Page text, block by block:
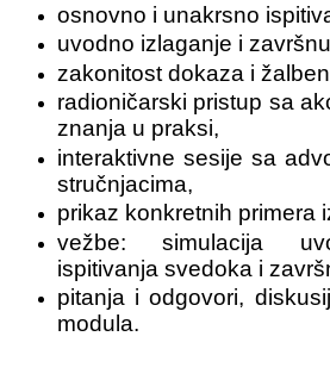
osnovno i unakrsno
uvodno izlaganje i
zakonitost dokaza i
radioničarski pristup sa
znanja u praksi,
interaktivne sesije sa
stručnjacima,
prikaz konkretnih primera
vežbe: simulacija
ispitivanja svedoka i
pitanja i odgovori,
modula.